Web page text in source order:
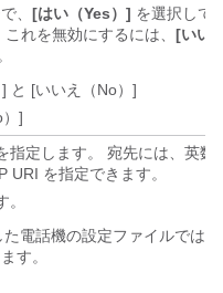
、 [はい（Yes）] を選択して
れを無効にするには、 [いい
と [いいえ（No）]
]
指定します。 宛先には、英数
URI を指定できます。
電話機の設定ファイルでは
す。